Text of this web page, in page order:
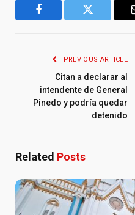
Facebook Twitter
PREVIOUS ARTICLE
Citan a declarar al
intendente de General
Pinedo y podría quedar
detenido
Related Posts